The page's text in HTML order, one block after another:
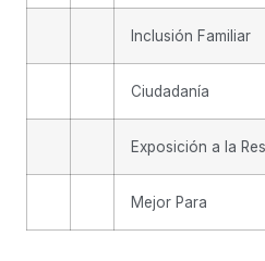
Inclusión Familiar
Ciudadanía
Exposición a la
Mejor Para